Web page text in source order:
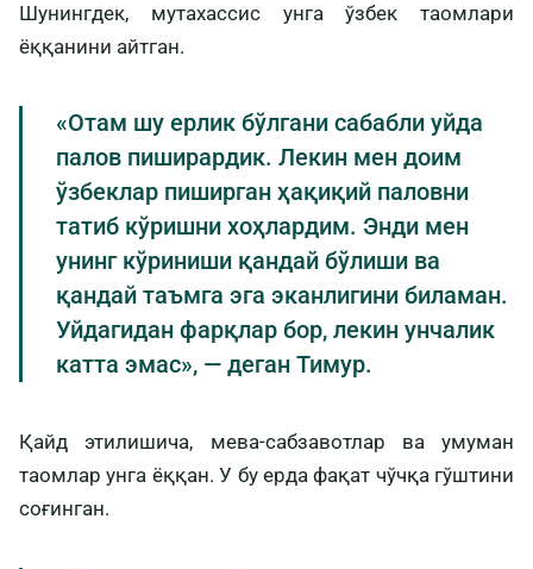
Шунингдек, мутахассис унга ўзбек таомлари
ёққанини айтган.
«Отам шу ерлик бўлгани сабабли уйда
палов пиширардик. Лекин мен доим
ўзбеклар пиширган ҳақиқий паловни
татиб кўришни хоҳлардим. Энди мен
унинг кўриниши қандай бўлиши ва
қандай таъмга эга эканлигини биламан.
Уйдагидан фарқлар бор, лекин унчалик
катта эмас», — деган Тимур.
Қайд этилишича, мева-сабзавотлар ва умуман
таомлар унга ёққан. У бу ерда фақат чўчқа гўштини
соғинган.